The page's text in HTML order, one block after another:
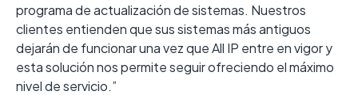
programa de actualización de sistemas. Nuestros
clientes entienden que sus sistemas más antiguos
dejarán de funcionar una vez que All IP entre en vigor y
esta solución nos permite seguir ofreciendo el máximo
nivel de servicio.”